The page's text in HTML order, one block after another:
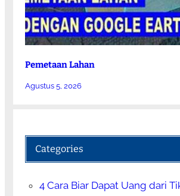
Pemetaan Lahan
Agustus 5, 2026
Categories
4 Cara Biar Dapat Uang dari